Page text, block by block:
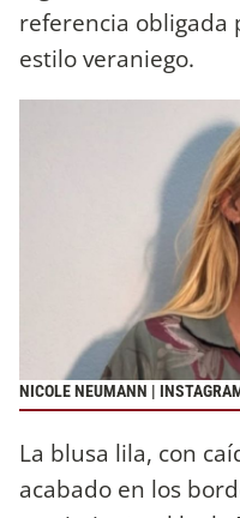
referencia obligada
estilo veraniego.
NICOLE NEUMANN |
La blusa lila, con
acabado en los